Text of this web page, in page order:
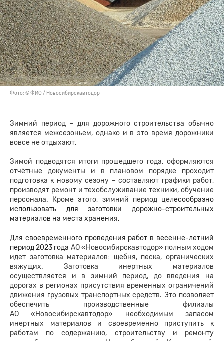
Фото: © ФИО / Новосибирскавтодор
Зимний период – для дорожного строительства обычно
является межсезоньем, однако и в это время дорожники
вовсе не отдыхают.
Зимой подводятся итоги прошедшего года, оформляются
отчётные документы и в плановом порядке проходит
подготовка к новому сезону – составляют графики работ,
производят ремонт и техобслуживание техники, обучение
персонала. Кроме этого, зимний период целесообразно
использовать для заготовки дорожно-строительных
материалов на места хранения.
Для своевременного проведения работ в весенне-летний
период 2023 года АО «Новосибирскавтодор» полным ходом
идет заготовка материалов: щебня, песка, органических
вяжущих. Заготовка инертных материалов
осуществляется и в зимний период, до введения на
дорогах в регионах присутствия временных ограничений
движения грузовых транспортных средств. Это позволяет
обеспечить производственные филиалы
АО «Новосибирскавтодор» необходимым запасом
инертных материалов и своевременно приступить к
работам по содержанию, строительству и ремонту